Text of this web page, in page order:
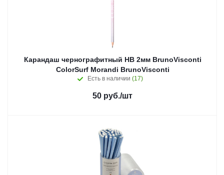
Карандаш чернографитный НВ 2мм BrunoVisconti
ColorSurf Morandi BrunoVisconti
Есть в наличии (17)
50 руб./шт